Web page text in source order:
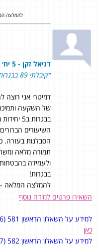
להמלצה
דניאל זקן - 5 יח׳
״קיבלתי 89 בבגרות״
דמיטרי אני רוצה
של השקעה
בבגרות
השיעורים
הסבלנות בעזרה.
תמורה מלאה
בבגרות!
להמלצה המלאה -
השאירו פרטים למידה נוסף
למידע על השאלון הראשון 581 (806) לתלמידי 5 יח׳ וצפייה בשיעורים -
כאן
למידע על השאלון הראשון 582 (807) לתלמידי 5 יח׳ וצפייה בשיעורים -